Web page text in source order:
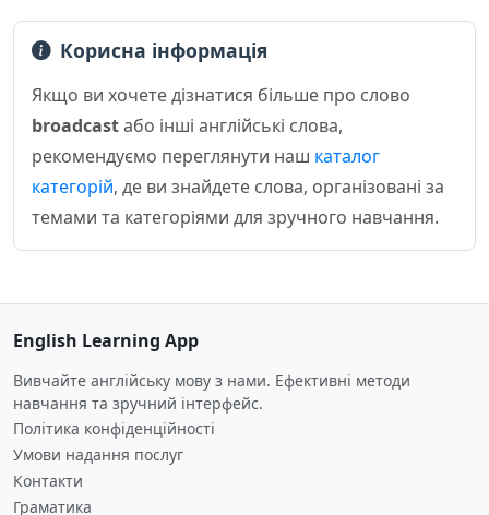
Корисна інформація
Якщо ви хочете дізнатися більше про слово
broadcastабо інші англійські слова,
рекомендуємо переглянути наш каталог
категорій, де ви знайдете слова, організовані за
темами та категоріями для зручного навчання.
English Learning App
Вивчайте англійську мову з нами. Ефективні методи
навчання та зручний інтерфейс.
Політика конфіденційності
Умови надання послуг
Контакти
Граматика